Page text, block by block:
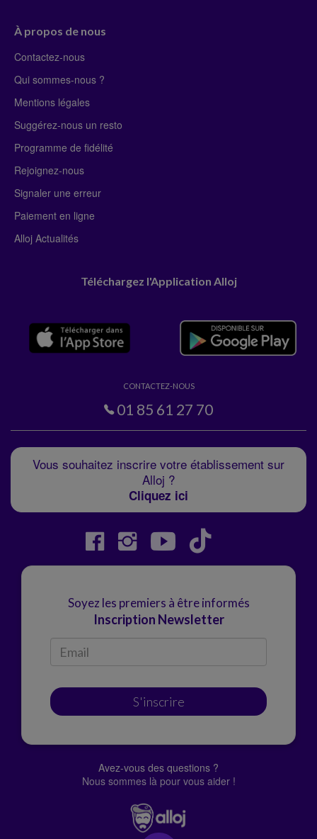
À propos de nous
Contactez-nous
Qui sommes-nous ?
Mentions légales
Suggérez-nous un resto
Programme de fidélité
Rejoignez-nous
Signaler une erreur
Paiement en ligne
Alloj Actualités
Téléchargez l'Application Alloj
CONTACTEZ-NOUS
01 85 61 27 70
Vous souhaitez inscrire votre établissement sur
Alloj ?
Cliquez ici
Soyez les premiers à être informés
Inscription Newsletter
S'inscrire
Avez-vous des questions ?
Nous sommes là pour vous aider !